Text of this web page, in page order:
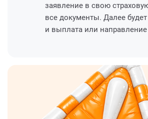
заявление в свою
все документы. Далее
и выплата или